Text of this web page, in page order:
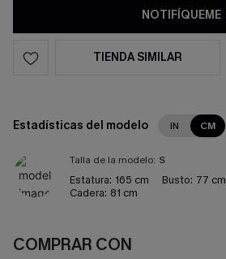
NOTIFÍQUEME
TIENDA SIMILAR
Estadísticas del modelo IN CM
Talla de la modelo: S
Estatura: 165 cm Busto: 77 cm
Cadera: 81 cm
COMPRAR CON